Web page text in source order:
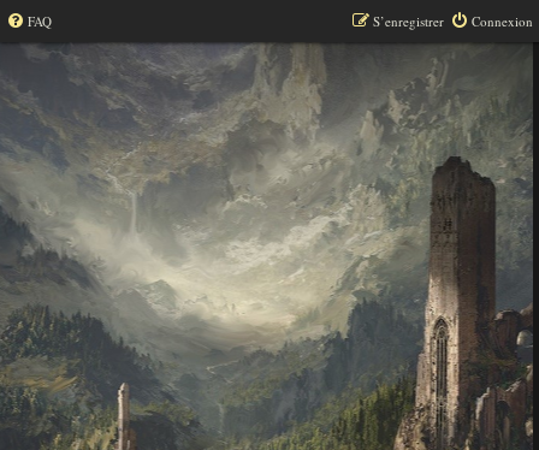
FAQ Connexion
S’enregistrer